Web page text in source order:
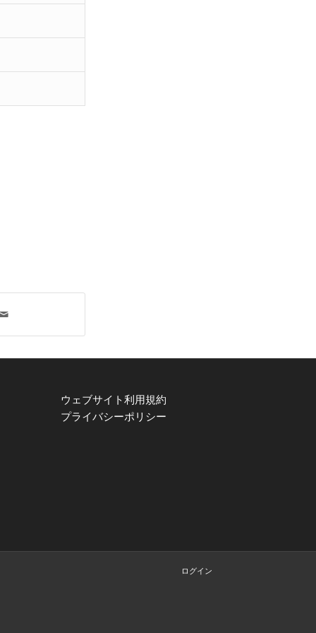
ウェブサイト利用規約
プライバシーポリシー
ログイン